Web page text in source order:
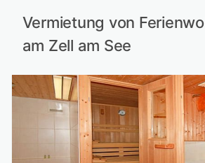
Vermietung von
am Zell am See